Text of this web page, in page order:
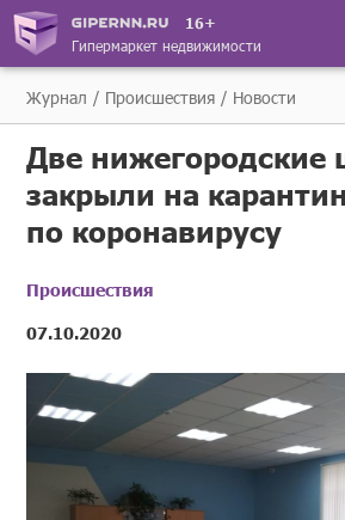
16+
Гипермаркет недвижимости
Журнал Происшествия Новости
Две нижегородские
закрыли на карантин
по коронавирусу
Происшествия
07.10.2020